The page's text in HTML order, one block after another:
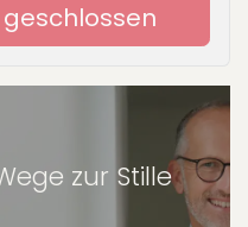
zur Stille